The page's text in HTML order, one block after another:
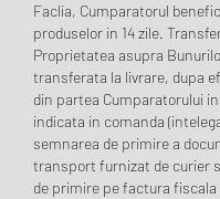
Faclia, Cumparatorul
produselor in 14 zile.
Proprietatea asupra
transferata la livrare, dupa
din partea Cumparatorului in
indicata in comanda
semnarea de primire a
transport furnizat de curier
de primire pe factura fiscala